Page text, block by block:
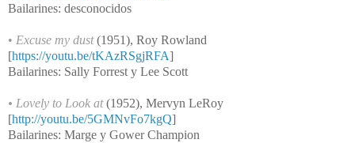
Bailarines: desconocidos
• Excuse my dust(1951), Roy Rowland
[https://youtu.be/tKAzRSgjRFA]
Bailarines: Sally Forrest y Lee Scott
• Lovely to Look at(1952), Mervyn LeRoy
[http://youtu.be/5GMNvFo7kgQ]
Bailarines: Marge y Gower Champion